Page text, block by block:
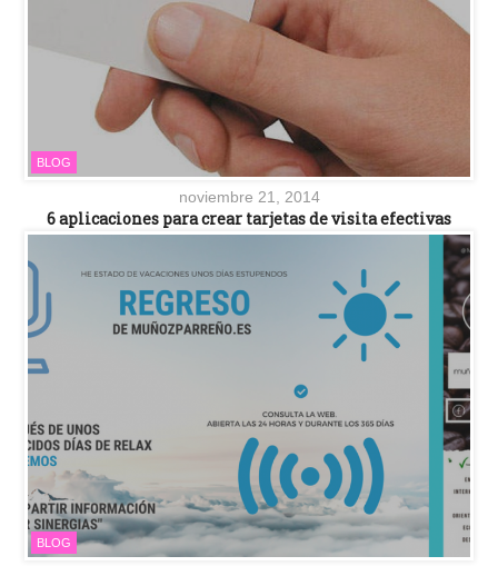
BLOG
noviembre 21, 2014
6 aplicaciones para crear tarjetas de visita efectivas
BLOG